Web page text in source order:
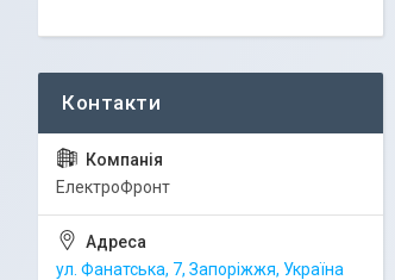
ЕлектроФронт
ул. Фанатська, 7, Запоріжжя, Україна